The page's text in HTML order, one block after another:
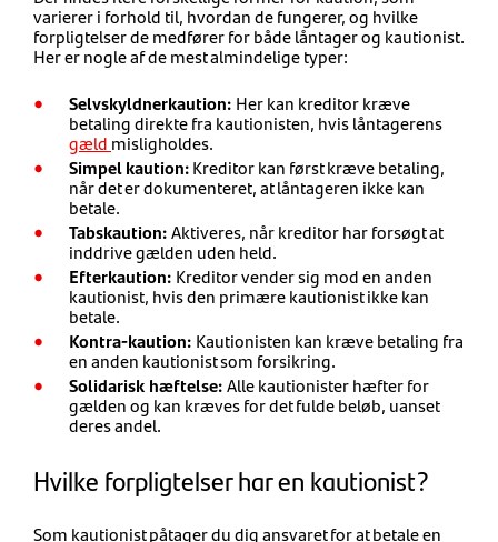
varierer i forhold til, hvordan de fungerer, og hvilke
forpligtelser de medfører for både låntager og kautionist.
Her er nogle af de mest almindelige typer:
Selvskyldnerkaution: Her kan kreditor kræve
betaling direkte fra kautionisten, hvis låntagerens
gæld misligholdes.
Simpel kaution:Kreditor kan først kræve betaling,
når det er dokumenteret, at låntageren ikke kan
betale.
Tabskaution:Aktiveres, når kreditor har forsøgt at
inddrive gælden uden held.
Efterkaution: Kreditor vender sig mod en anden
kautionist, hvis den primære kautionist ikke kan
betale.
Kontra-kaution: Kautionisten kan kræve betaling fra
en anden kautionist som forsikring.
Solidarisk hæftelse:Alle kautionister hæfter for
gælden og kan kræves for det fulde beløb, uanset
deres andel.
Hvilke forpligtelser har en kautionist?
Som kautionist påtager du dig ansvaret for at betale en